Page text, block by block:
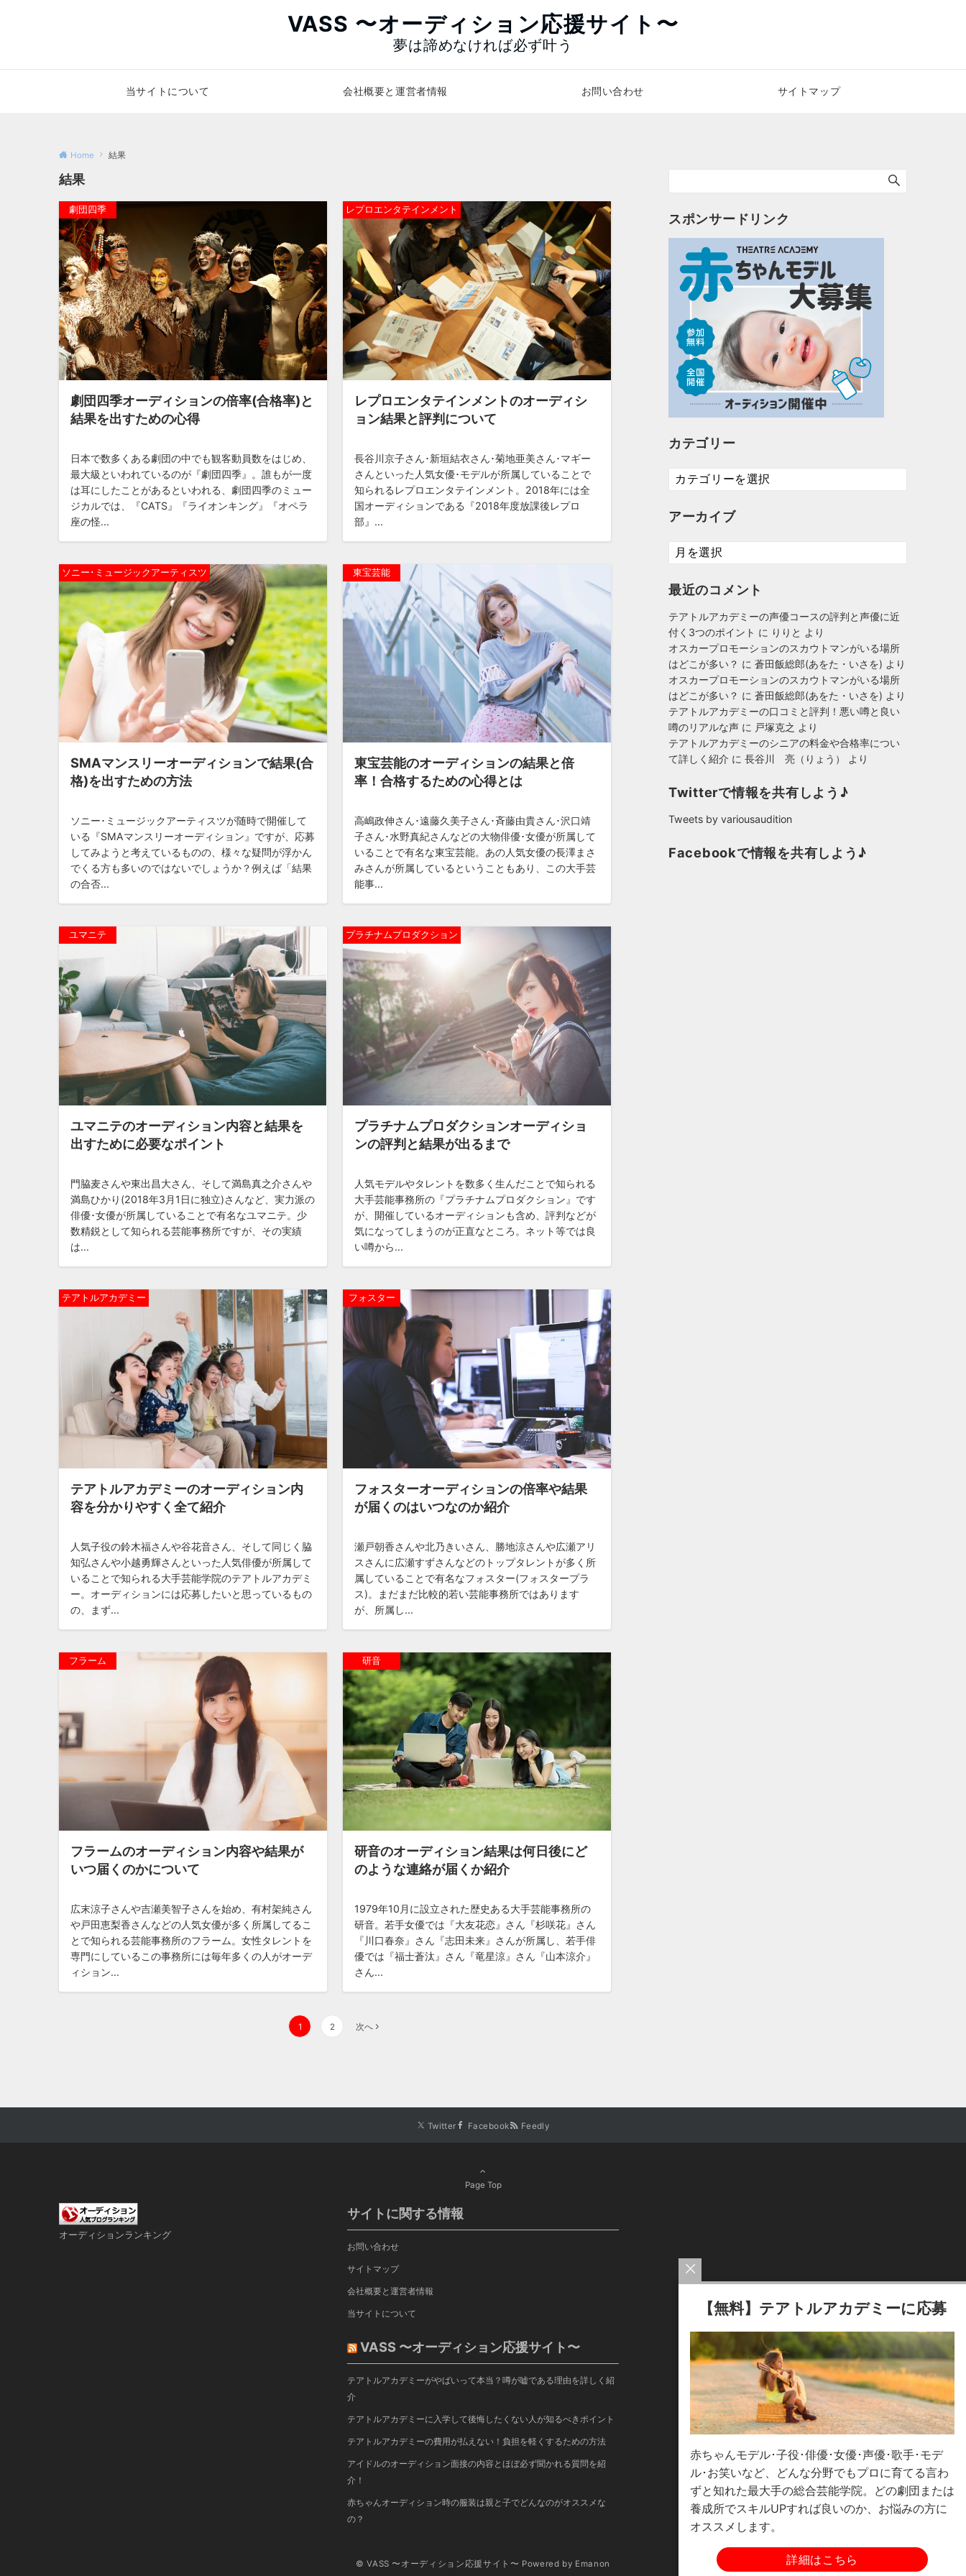
VASS 〜オーディション応援サイト〜
夢は諦めなければ必ず叶う
当サイトについて 会社概要と運営者情報 お問い合わせ サイトマップ
Home 結果
結果
劇団四季
劇団四季オーディションの倍率(合格率)と
結果を出すための心得
日本で数多くある劇団の中でも観客動員数をはじめ、
最大級といわれているのが『劇団四季』。誰もが一度
は耳にしたことがあるといわれる、劇団四季のミュー
ジカルでは、『CATS』『ライオンキング』『オペラ
座の怪...
レプロエンタテインメント
レプロエンタテインメントのオーディシ
ョン結果と評判について
長谷川京子さん･新垣結衣さん･菊地亜美さん･マギー
さんといった人気女優･モデルが所属していることで
知られるレプロエンタテインメント。2018年には全
国オーディションである『2018年度放課後レプロ
部』...
ソニー･ミュージックアーティスツ
SMAマンスリーオーディションで結果(合
格)を出すための方法
ソニー･ミュージックアーティスツが随時で開催して
いる『SMAマンスリーオーディション』ですが、応募
してみようと考えているものの、様々な疑問が浮かん
でくる方も多いのではないでしょうか？例えば「結果
の合否...
東宝芸能
東宝芸能のオーディションの結果と倍
率！合格するための心得とは
高嶋政伸さん･遠藤久美子さん･斉藤由貴さん･沢口靖
子さん･水野真紀さんなどの大物俳優･女優が所属して
いることで有名な東宝芸能。あの人気女優の長澤まさ
みさんが所属しているということもあり、この大手芸
能事...
ユマニテ
ユマニテのオーディション内容と結果を
出すために必要なポイント
門脇麦さんや東出昌大さん、そして満島真之介さんや
満島ひかり(2018年3月1日に独立)さんなど、実力派の
俳優･女優が所属していることで有名なユマニテ。少
数精鋭として知られる芸能事務所ですが、その実績
は...
プラチナムプロダクション
プラチナムプロダクションオーディショ
ンの評判と結果が出るまで
人気モデルやタレントを数多く生んだことで知られる
大手芸能事務所の『プラチナムプロダクション』です
が、開催しているオーディションも含め、評判などが
気になってしまうのが正直なところ。ネット等では良
い噂から...
テアトルアカデミー
テアトルアカデミーのオーディション内
容を分かりやすく全て紹介
人気子役の鈴木福さんや谷花音さん、そして同じく脇
知弘さんや小越勇輝さんといった人気俳優が所属して
いることで知られる大手芸能学院のテアトルアカデミ
ー。オーディションには応募したいと思っているもの
の、まず...
フォスター
フォスターオーディションの倍率や結果
が届くのはいつなのか紹介
瀬戸朝香さんや北乃きいさん、勝地涼さんや広瀬アリ
スさんに広瀬すずさんなどのトップタレントが多く所
属していることで有名なフォスター(フォスタープラ
ス)。まだまだ比較的若い芸能事務所ではあります
が、所属し...
フラーム
フラームのオーディション内容や結果が
いつ届くのかについて
広末涼子さんや吉瀬美智子さんを始め、有村架純さん
や戸田恵梨香さんなどの人気女優が多く所属してるこ
とで知られる芸能事務所のフラーム。女性タレントを
専門にしているこの事務所には毎年多くの人がオーデ
ィション...
研音
研音のオーディション結果は何日後にど
のような連絡が届くか紹介
1979年10月に設立された歴史ある大手芸能事務所の
研音。若手女優では『大友花恋』さん『杉咲花』さん
『川口春奈』さん『志田未来』さんが所属し、若手俳
優では『福士蒼汰』さん『竜星涼』さん『山本涼介』
さん...
1 2 次へ
スポンサードリンク
カテゴリー
カ
テ
リ
アーカイブ
ア
ー
イ
最近のコメント
テアトルアカデミーの声優コースの評判と声優に近
付く3つのポイント に りりと より
オスカープロモーションのスカウトマンがいる場所
はどこが多い？ に 蒼田飯総郎(あをた・いさを) より
オスカープロモーションのスカウトマンがいる場所
はどこが多い？ に 蒼田飯総郎(あをた・いさを) より
テアトルアカデミーの口コミと評判！悪い噂と良い
噂のリアルな声 に 戸塚克之 より
テアトルアカデミーのシニアの料金や合格率につい
て詳しく紹介 に 長谷川 亮（りょう） より
Twitterで情報を共有しよう♪
Tweets by variousaudition
Facebookで情報を共有しよう♪
Twitter Facebook Feedly
Page Top
オーディションランキング
サイトに関する情報
お問い合わせ
サイトマップ
会社概要と運営者情報
当サイトについて
VASS 〜オーディション応援サイト〜
テアトルアカデミーがやばいって本当？噂が嘘である理由を詳しく紹
介
テアトルアカデミーに入学して後悔したくない人が知るべきポイント
テアトルアカデミーの費用が払えない！負担を軽くするための方法
アイドルのオーディション面接の内容とほぼ必ず聞かれる質問を紹
介！
赤ちゃんオーディション時の服装は親と子でどんなのがオススメな
の？
© VASS 〜オーディション応援サイト〜 Powered by Emanon
【無料】テアトルアカデミーに応募
赤ちゃんモデル･子役･俳優･女優･声優･歌手･モデ
ル･お笑いなど、どんな分野でもプロに育てる言わ
ずと知れた最大手の総合芸能学院。どの劇団または
養成所でスキルUPすれば良いのか、お悩みの方に
オススメします。
詳細はこちら